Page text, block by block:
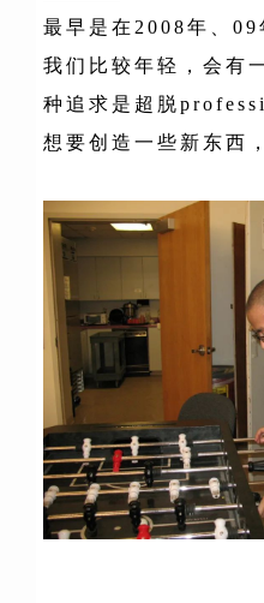
最早是在2008年、
我们比较年轻，会有
种追求是超脱
想要创造一些新东西